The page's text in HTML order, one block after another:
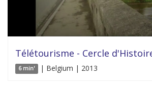
Télétourisme - Cercle
6 min' | Belgium | 2013